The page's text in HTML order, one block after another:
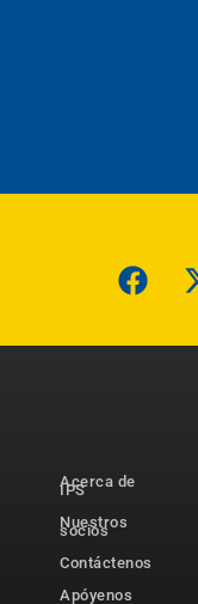
Acerca de
IPS
Nuestros
socios
Contáctenos
Apóyenos